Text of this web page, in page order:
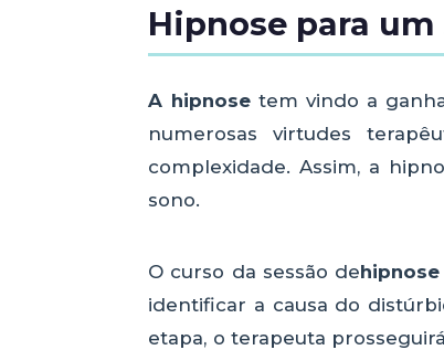
Hipnose para
A hipnosetem vindo a
numerosas virtudes
complexidade. Assim, a
sono.
O curso da sessão dehipnose
identificar a causa do
etapa, o terapeuta